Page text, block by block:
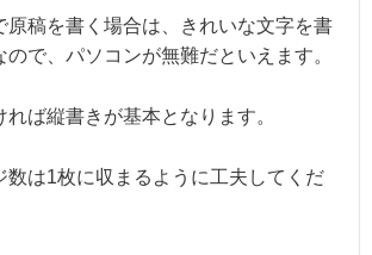
原稿を書く場合は、きれいな文字を書
ので、パソコンが無難だといえます。
ば縦書きが基本となります。
数は1枚に収まるように工夫してくだ